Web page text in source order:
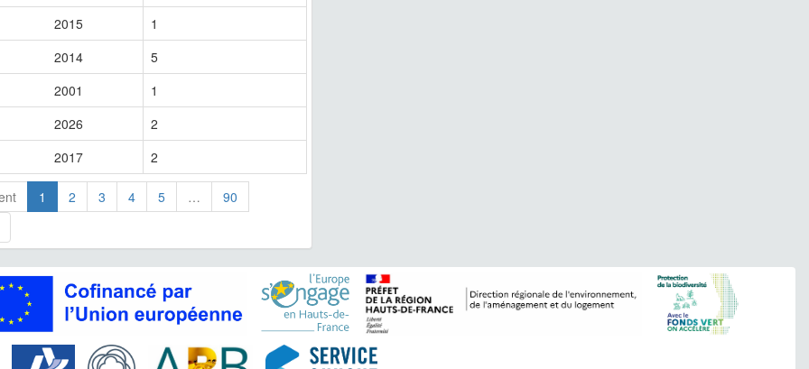
2015
1
2014
5
2001
1
2026
2
2017
2
1 2 3 4 5 … 90